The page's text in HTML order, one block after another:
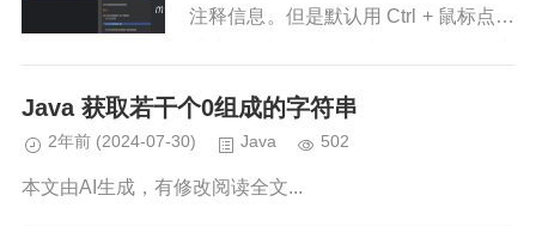
注释信息。但是默认用 Ctrl + 鼠标点击
Java 获取若干个0组成的字符串
2年前 (2024-07-30) Java 502
本文由AI生成，有修改阅读全文...